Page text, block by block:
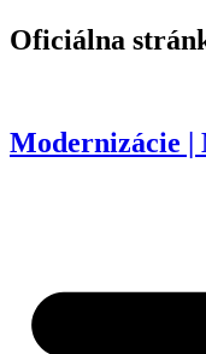
Preskočiť
na
Oficiálna
Modernizácie |